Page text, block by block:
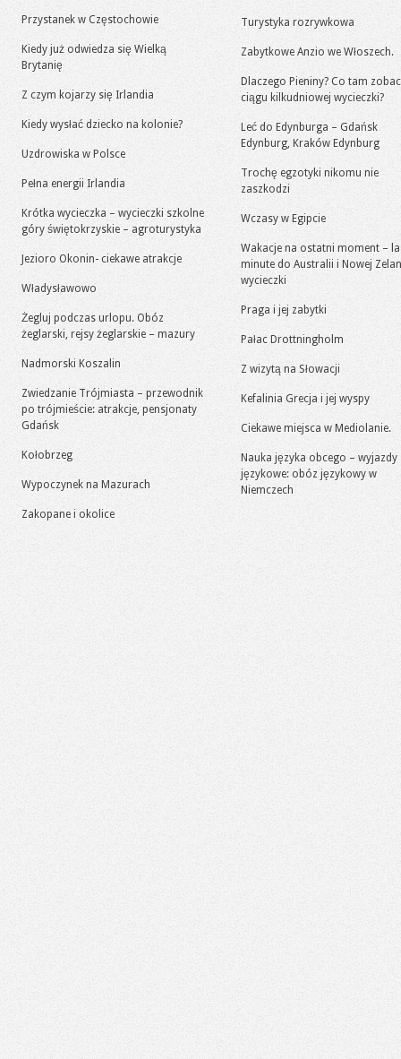
Przystanek w Częstochowie
Kiedy już odwiedza się Wielką
Brytanię
Z czym kojarzy się Irlandia
Kiedy wysłać dziecko na kolonie?
Uzdrowiska w Polsce
Pełna energii Irlandia
Krótka wycieczka – wycieczki szkolne
góry świętokrzyskie – agroturystyka
Jezioro Okonin- ciekawe atrakcje
Władysławowo
Żegluj podczas urlopu. Obóz
żeglarski, rejsy żeglarskie – mazury
Nadmorski Koszalin
Zwiedzanie Trójmiasta – przewodnik
po trójmieście: atrakcje, pensjonaty
Gdańsk
Kołobrzeg
Wypoczynek na Mazurach
Zakopane i okolice
Turystyka rozrywkowa
Zabytkowe Anzio we Włoszech.
Dlaczego Pieniny? Co tam
ciągu kilkudniowej wycieczki?
Leć do Edynburga – Gdańsk
Edynburg, Kraków Edynburg
Trochę egzotyki nikomu nie
zaszkodzi
Wczasy w Egipcie
Wakacje na ostatni moment –
minute do Australii i Nowej
wycieczki
Praga i jej zabytki
Pałac Drottningholm
Z wizytą na Słowacji
Kefalinia Grecja i jej wyspy
Ciekawe miejsca w Mediolanie.
Nauka języka obcego – wyjazdy
językowe: obóz językowy w
Niemczech